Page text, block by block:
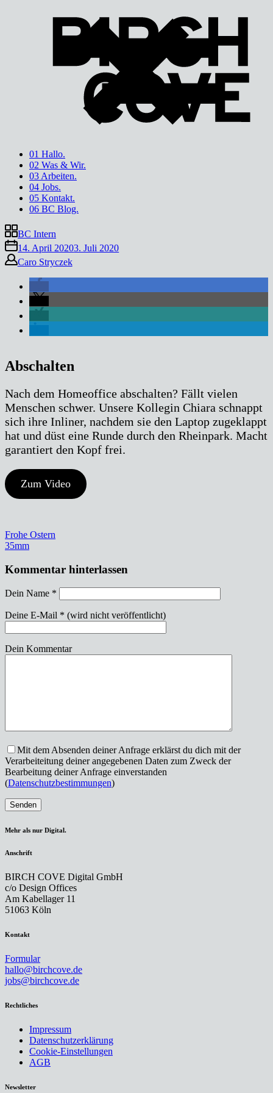
01 Hallo.
02 Was & Wir.
03 Arbeiten.
04 Jobs.
05 Kontakt.
06 BC Blog.
BC Intern
14. April 20203. Juli 2020
Caro Stryczek
Abschalten
Nach dem Homeoffice abschalten? Fällt vielen
Menschen schwer. Unsere Kollegin Chiara schnappt
sich ihre Inliner, nachdem sie den Laptop zugeklappt
hat und düst eine Runde durch den Rheinpark. Macht
garantiert den Kopf frei.
Zum Video
Beitragsnavigation
Frohe Ostern
35mm
Kommentar hinterlassen
Dein Name *
Deine E-Mail * (wird nicht veröffentlicht)
Dein Kommentar
Mit dem Absenden deiner Anfrage erklärst du dich mit der
Verarbeiteitung deiner angegebenen Daten zum Zweck der
Bearbeitung deiner Anfrage einverstanden
(Datenschutzbestimmungen)
Mehr als nur Digital.
Anschrift
BIRCH COVE Digital GmbH
c/o Design Offices
Am Kabellager 11
51063 Köln
Kontakt
Formular
hallo@birchcove.de
jobs@birchcove.de
Rechtliches
Impressum
Datenschutzerklärung
Cookie-Einstellungen
AGB
Newsletter